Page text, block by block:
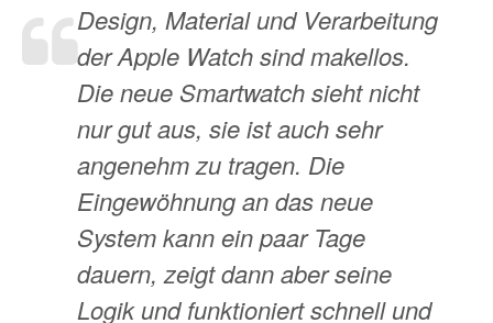
Design, Material und Verarbeitung
der Apple Watch sind makellos.
Die neue Smartwatch sieht nicht
nur gut aus, sie ist auch sehr
angenehm zu tragen. Die
Eingewöhnung an das neue
System kann ein paar Tage
dauern, zeigt dann aber seine
Logik und funktioniert schnell und